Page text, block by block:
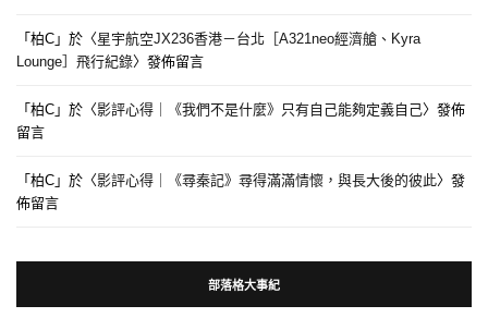
「 柏C 」於〈星宇航空JX236香港－台北［A321neo經濟艙、Kyra
Lounge］飛行紀錄〉發佈留言
「 柏C 」於〈影評心得｜《我們不是什麼》只有自己能夠定義自己〉發佈
留言
「 柏C 」於〈影評心得｜《尋秦記》尋得滿滿情懷，與長大後的彼此〉發
佈留言
部落格大事紀